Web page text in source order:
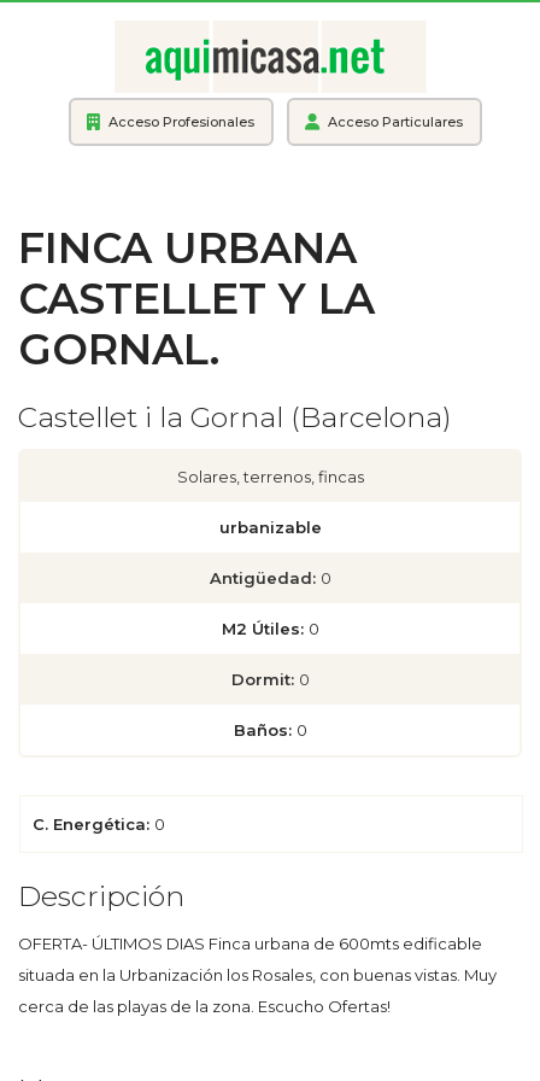
Acceso Profesionales Acceso Particulares
FINCA URBANA
CASTELLET Y LA
GORNAL.
Castellet i la Gornal (Barcelona)
Solares, terrenos, fincas
urbanizable
Antigüedad: 0
M2 Útiles: 0
Dormit: 0
Baños: 0
C. Energética: 0
Descripción
OFERTA- ÚLTIMOS DIAS Finca urbana de 600mts edificable
situada en la Urbanización los Rosales, con buenas vistas. Muy
cerca de las playas de la zona. Escucho Ofertas!